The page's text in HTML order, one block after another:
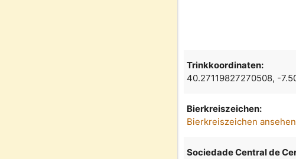
Trinkkoordinaten:
40.27119827270508, -
Bierkreiszeichen:
Bierkreiszeichen ansehen
Sociedade Central de